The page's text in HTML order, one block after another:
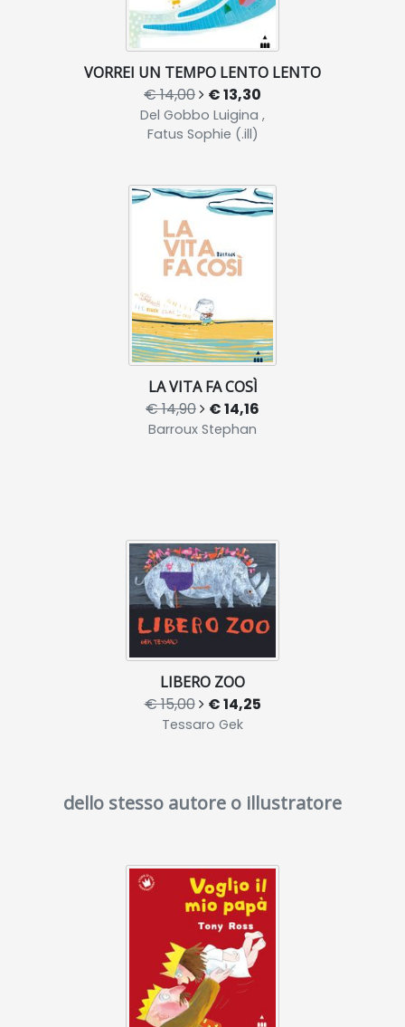
VORREI UN TEMPO LENTO LENTO
€ 14,00 € 13,30
Del Gobbo Luigina ,
Fatus Sophie (.ill)
LA VITA FA COSÌ
€ 14,90 € 14,16
Barroux Stephan
LIBERO ZOO
€ 15,00 € 14,25
Tessaro Gek
dello stesso autore o illustratore